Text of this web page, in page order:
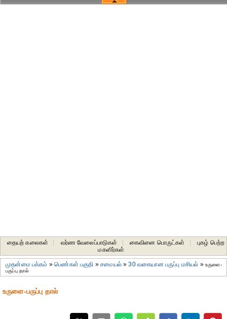
தையற் கலைகள் வர்ண வேலைப்பாடுகள் கைவினை பொருட்கள்
புகழ் பெற்ற
மகளிர்கள்
முதன்மை பக்கம் »பெண்கள் பகுதி »சமையல்»30 வகையான பருப்பு மசியல் »உருளை-
பருப்பு தால்
உருளை-பருப்பு தால்